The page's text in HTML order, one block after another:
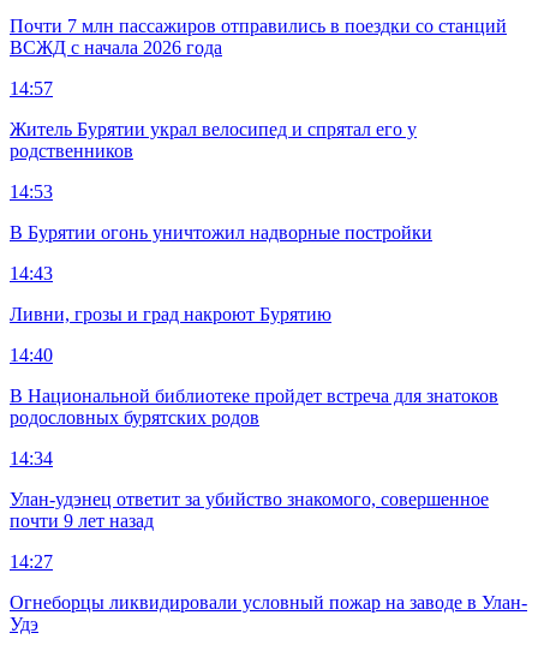
Почти 7 млн пассажиров отправились в поездки со станций
ВСЖД с начала 2026 года
14:57
Житель Бурятии украл велосипед и спрятал его у
родственников
14:53
В Бурятии огонь уничтожил надворные постройки
14:43
Ливни, грозы и град накроют Бурятию
14:40
В Национальной библиотеке пройдет встреча для знатоков
родословных бурятских родов
14:34
Улан-удэнец ответит за убийство знакомого, совершенное
почти 9 лет назад
14:27
Огнеборцы ликвидировали условный пожар на заводе в Улан-
Удэ